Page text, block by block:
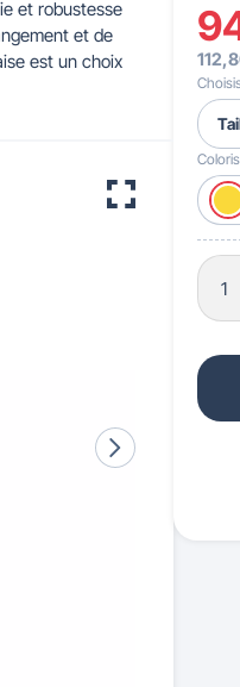
Accessibilité
et robustesse
et de
est un choix